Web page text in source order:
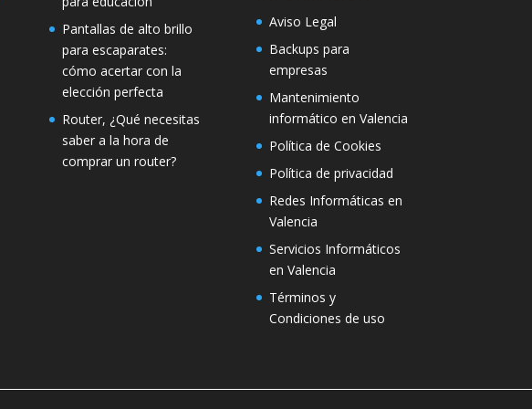
Pantallas de alto brillo
para escaparates:
cómo acertar con la
elección perfecta
Router, ¿Qué necesitas
saber a la hora de
comprar un router?
Aviso Legal
Backups para
empresas
Mantenimiento
informático en Valencia
Política de Cookies
Política de privacidad
Redes Informáticas en
Valencia
Servicios Informáticos
en Valencia
Términos y
Condiciones de uso